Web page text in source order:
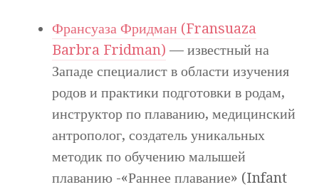
Франсуаза Фридман (Fransuaza
Barbra Fridman) — известный на
Западе специалист в области изучения
родов и практики подготовки в родам,
инструктор по плаванию, медицинский
антрополог, создатель уникальных
методик по обучению малышей
плаванию -«Раннее плавание» (Infant